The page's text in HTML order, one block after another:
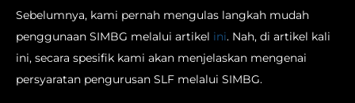
Sebelumnya, kami pernah mengulas langkah mudah
penggunaan SIMBG melalui artikel ini. Nah, di artikel kali
ini, secara spesifik kami akan menjelaskan mengenai
persyaratan pengurusan SLF melalui SIMBG.